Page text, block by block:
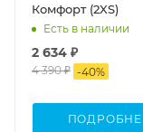
Комфорт (2XS)
Есть в наличии
2 634 ₽
4 390 ₽ -40%